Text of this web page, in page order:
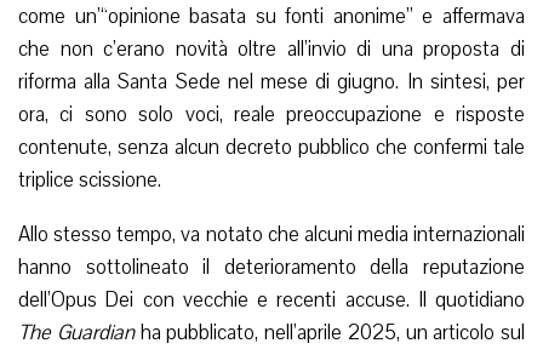
come un’“opinione basata su fonti anonime” e affermava
che non c’erano novità oltre all’invio di una proposta di
riforma alla Santa Sede nel mese di giugno. In sintesi, per
ora, ci sono solo voci, reale preoccupazione e risposte
contenute, senza alcun decreto pubblico che confermi tale
triplice scissione.
Allo stesso tempo, va notato che alcuni media internazionali
hanno sottolineato il deterioramento della reputazione
dell’Opus Dei con vecchie e recenti accuse. Il quotidiano
The Guardianha pubblicato, nell’aprile 2025, un articolo sul